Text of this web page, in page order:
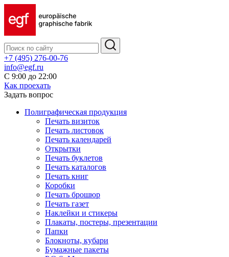
+7 (495) 276-00-76
info@egf.ru
С 9:00 до 22:00
Как проехать
Задать вопрос
Полиграфическая продукция
Печать визиток
Печать листовок
Печать календарей
Открытки
Печать буклетов
Печать каталогов
Печать книг
Коробки
Печать брошюр
Печать газет
Наклейки и стикеры
Плакаты, постеры, презентации
Папки
Блокноты, кубари
Бумажные пакеты